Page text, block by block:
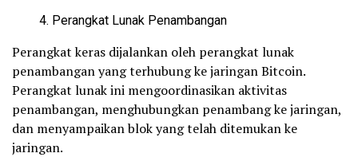
Perangkat Lunak Penambangan
Perangkat keras dijalankan oleh perangkat lunak
penambangan yang terhubung ke jaringan Bitcoin.
Perangkat lunak ini mengoordinasikan aktivitas
penambangan, menghubungkan penambang ke jaringan,
dan menyampaikan blok yang telah ditemukan ke
jaringan.